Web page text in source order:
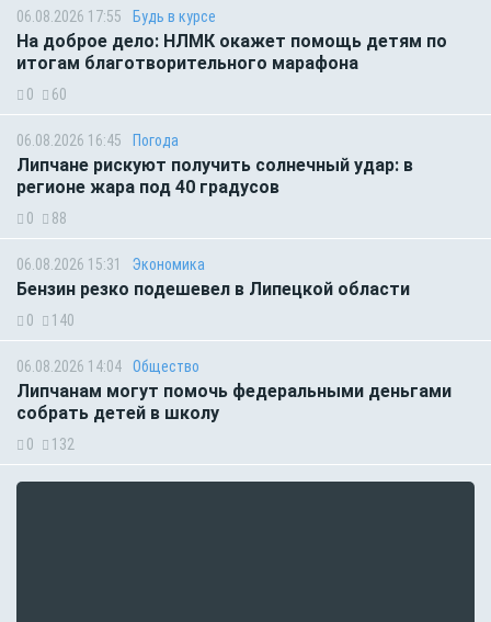
06.08.2026 17:55 Будь в курсе
На доброе дело: НЛМК окажет помощь детям по
итогам благотворительного марафона
0 60
06.08.2026 16:45 Погода
Липчане рискуют получить солнечный удар: в
регионе жара под 40 градусов
0 88
06.08.2026 15:31 Экономика
Бензин резко подешевел в Липецкой области
0 140
06.08.2026 14:04 Общество
Липчанам могут помочь федеральными деньгами
собрать детей в школу
0 132